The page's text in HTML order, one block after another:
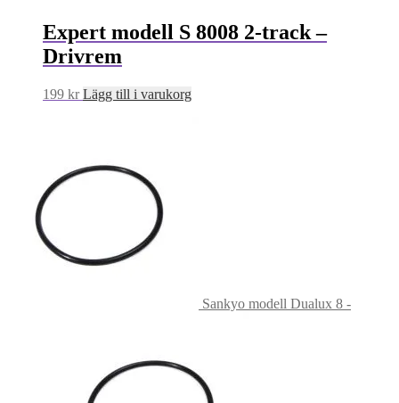
Expert modell S 8008 2-track –
Drivrem
199 kr Lägg till i varukorg
Sankyo modell Dualux 8 -